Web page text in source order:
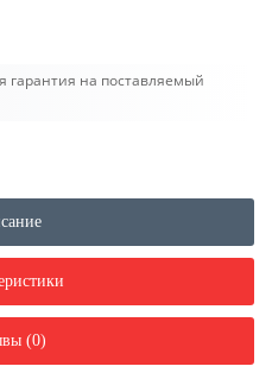
гарантия на поставляемый
(0)